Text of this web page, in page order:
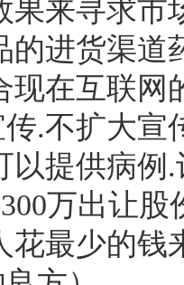
果来寻求市
的进货渠道
现在互联网
.不扩大宣
以提供病例
万出让
花最少的钱